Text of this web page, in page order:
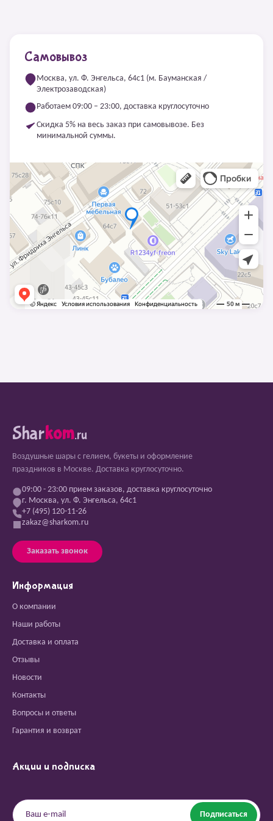
Самовывоз
Москва, ул. Ф. Энгельса, 64с1 (м. Бауманская /
Электрозаводская)
Работаем 09:00 – 23:00, доставка круглосуточно
Скидка 5% на весь заказ при самовывозе. Без
минимальной суммы.
Sharkom.ru
Воздушные шары с гелием, букеты и оформление
праздников в Москве. Доставка круглосуточно.
09:00 - 23:00 прием заказов, доставка круглосуточно
г. Москва, ул. Ф. Энгельса, 64с1
+7 (495) 120-11-26
zakaz@sharkom.ru
Заказать звонок
Информация
О компании
Наши работы
Доставка и оплата
Отзывы
Новости
Контакты
Вопросы и ответы
Гарантия и возврат
Акции и подписка
Подписаться